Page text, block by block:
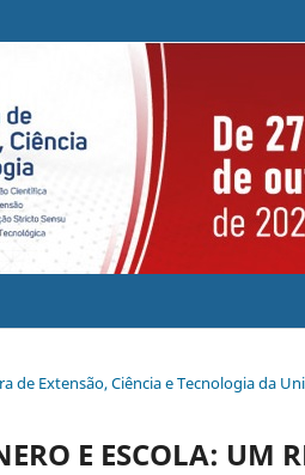
de Extensão, Ciência e Tecnologia da
E ESCOLA: UM